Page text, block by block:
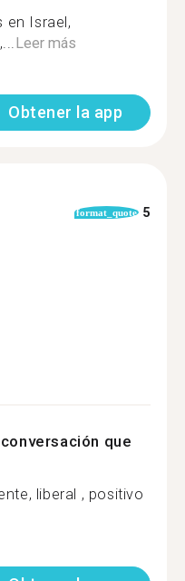
en Israel,
Leer más
Obtener la app
format_quote 5
que
liberal , positivo